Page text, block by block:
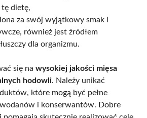
dietę,
za swój wyjątkowy smak i
również jest źródłem
dla organizmu.
się na wysokiej jakości mięsa
hodowli. Należy unikać
które mogą być pełne
i konserwantów. Dobre